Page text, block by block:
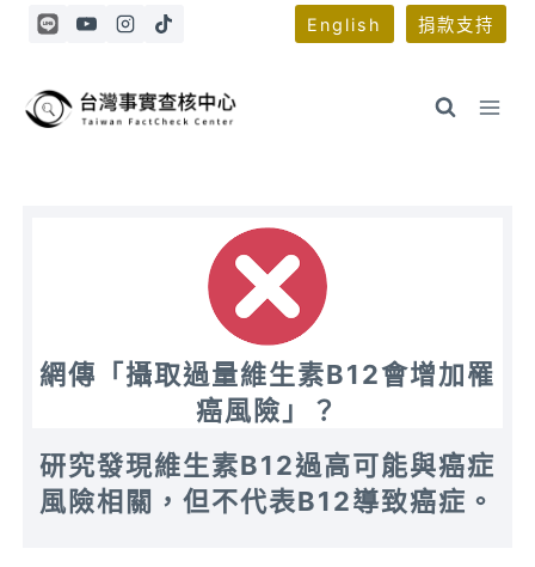
Skip
English 捐款支持
網傳「攝取過量維生素B12會增加罹
癌風險」？
研究發現維生素B12過高可能與癌症
風險相關，但不代表B12導致癌症 。